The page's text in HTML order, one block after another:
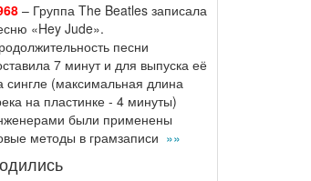
– Группа The Beatles записала
«Hey Jude».
песни
7 минут и для выпуска её
сингле (максимальная длина
на пластинке - 4 минуты)
были применены
методы в грамзаписи »»